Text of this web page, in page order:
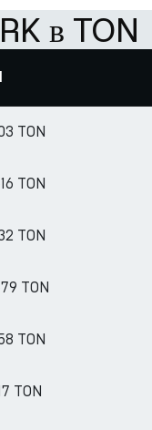
в TON
TON
TON
TON
TON
TON
TON